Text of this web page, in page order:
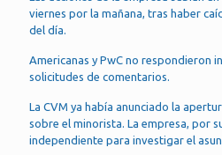
viernes por la mañana, tras haber
del día.
Americanas y PwC no respondieron
solicitudes de comentarios.
La CVM ya había anunciado la
sobre el minorista. La empresa, por
independiente para investigar el